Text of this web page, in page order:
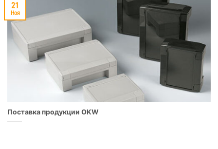
Поставка продукции OKW
21
Ноя